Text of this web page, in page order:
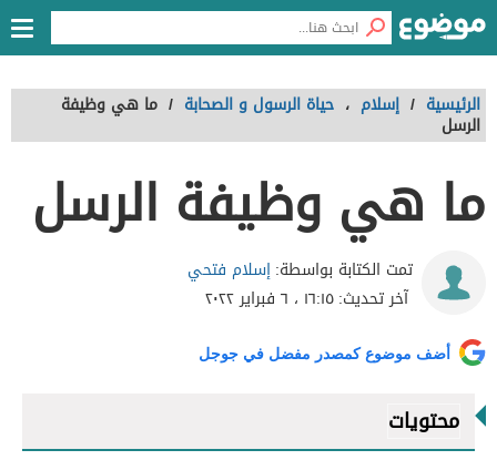
الرئيسية / إسلام ، حياة الرسول و الصحابة / ما هي وظيفة
الرسل
ما هي وظيفة الرسل
تمت الكتابة بواسطة:إسلام فتحي
آخر تحديث:١٦:١٥ ، ٦ فبراير ٢٠٢٢
أضف موضوع كمصدر مفضل في جوجل
محتويات